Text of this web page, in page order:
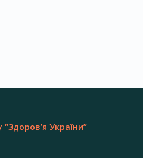
України”